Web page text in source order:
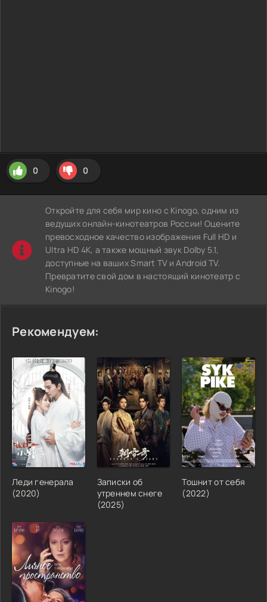
0 0
Откройте для себя мир кино с Kinogo, одним из
ведущих онлайн-кинотеатров России! Оцените
превосходное качество изображения Full HD и
Ultra HD 4K, а также мощный звук Dolby 5.1,
доступные на ваших Smart TV и Android TV.
Превратите свой дом в настоящий кинотеатр с
Kinogo!
Рекомендуем:
Леди генерала
(2020)
Записки об
утреннем снеге
(2025)
Тошнит от себя
(2022)